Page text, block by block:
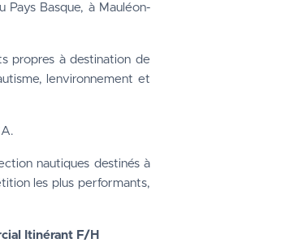
Basque, à Mauléon-
propres à destination de
lenvironnement et
nautiques destinés à
les plus performants,
Itinérant F/H